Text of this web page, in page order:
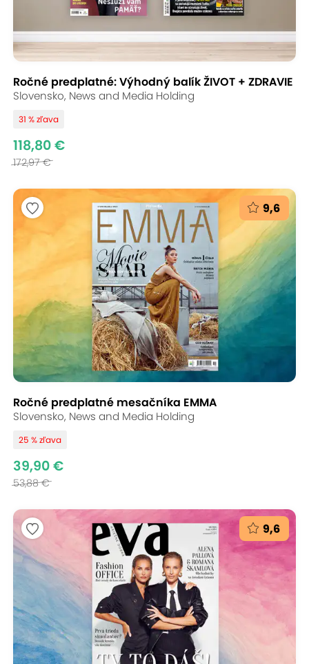
Ročné predplatné: Výhodný balík ŽIVOT + ZDRAVIE
Slovensko, News and Media Holding
31 % zľava
118,80 €
172,97 €
9,6
Ročné predplatné mesačníka EMMA
Slovensko, News and Media Holding
25 % zľava
39,90 €
53,88 €
9,6